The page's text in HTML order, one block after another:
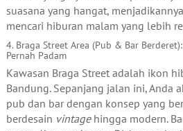
suasana yang hangat,
mencari hiburan malam yang lebih
4. Braga Street Area (Pub & Bar
Pernah Padam
Kawasan Braga Street adalah ikon
Bandung. Sepanjang jalan ini, Anda
pub dan bar dengan konsep yang
berdesain vintagehingga modern.